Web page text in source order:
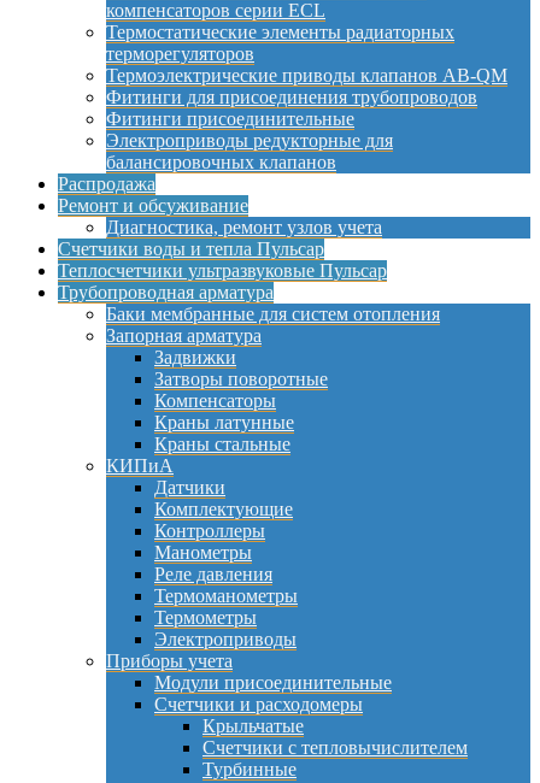
компенсаторов серии ECL
Термостатические элементы радиаторных
терморегуляторов
Термоэлектрические приводы клапанов AB-QM
Фитинги для присоединения трубопроводов
Фитинги присоединительные
Электроприводы редукторные для
балансировочных клапанов
Распродажа
Ремонт и обсуживание
Диагностика, ремонт узлов учета
Счетчики воды и тепла Пульсар
Теплосчетчики ультразвуковые Пульсар
Трубопроводная арматура
Баки мембранные для систем отопления
Запорная арматура
Задвижки
Затворы поворотные
Компенсаторы
Краны латунные
Краны стальные
КИПиА
Датчики
Комплектующие
Контроллеры
Манометры
Реле давления
Термоманометры
Термометры
Электроприводы
Приборы учета
Модули присоединительные
Счетчики и расходомеры
Крыльчатые
Счетчики с тепловычислителем
Турбинные